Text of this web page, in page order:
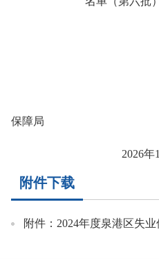
保障局
2026年1
附件下载